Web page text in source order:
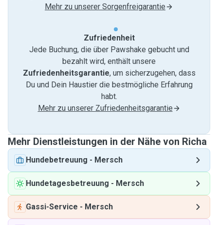
Mehr zu unserer Sorgenfreigarantie
Zufriedenheit
Jede Buchung, die über Pawshake gebucht und
bezahlt wird, enthält unsere
Zufriedenheitsgarantie, um sicherzugehen, dass
Du und Dein Haustier die bestmögliche Erfahrung
habt.
Mehr zu unserer Zufriedenheitsgarantie
Mehr Dienstleistungen in der Nähe von Richa
Hundebetreuung - Mersch
Hundetagesbetreuung - Mersch
Gassi-Service - Mersch